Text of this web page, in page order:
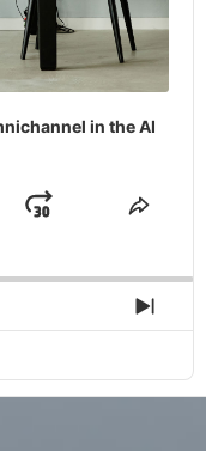
in the AI
Jump
Share
Next